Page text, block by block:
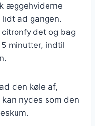
æggehviderne
ad gangen.
citronfyldet og bag
minutter, indtil
den køle af,
nydes som den